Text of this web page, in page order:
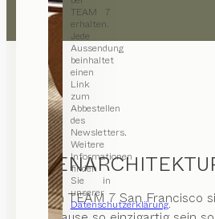
TEAM 7
erhalten.
Jede
Aussendung
beinhaltet
einen
Link
zum
Abbestellen
des
Newsletters.
Weitere
Informationen
finden
Sie in
unserer
Datenschutzerklärung.
Wir von TEAM 7 San Francisco